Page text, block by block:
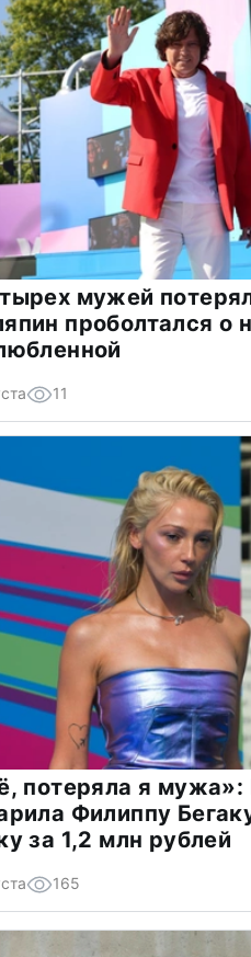
мужей
проболтался о
11
потеряла я мужа»:
Филиппу
за 1,2 млн рублей
165